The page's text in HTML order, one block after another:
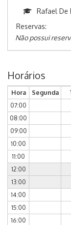
Rafael De
Reservas:
Não possui
Horários
Hora Segunda
07:00
08:00
09:00
10:00
11:00
12:00
13:00
14:00
15:00
16:00